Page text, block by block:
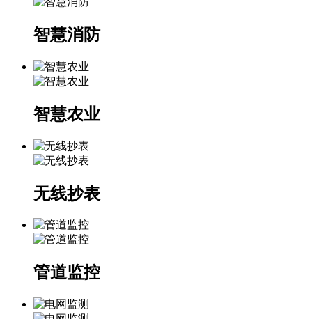
智慧消防
智慧农业
无线抄表
管道监控